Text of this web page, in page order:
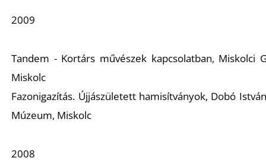
2009
Tandem - Kortárs művészek kapcsolatban, Miskolci
Miskolc
Fazonigazítás. Újjászületett hamisítványok, Dobó
Múzeum, Miskolc
2008